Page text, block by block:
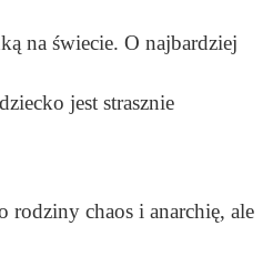
na świecie. O najbardziej
jest strasznie
rodziny chaos i anarchię, ale